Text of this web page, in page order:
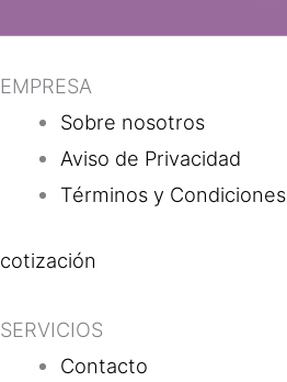
EMPRESA
Sobre nosotros
Aviso de Privacidad
Términos y Condiciones
cotización
SERVICIOS
Contacto